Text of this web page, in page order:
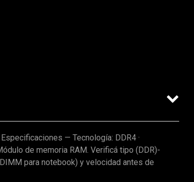
— Tecnología: DDR4 ·
de memoria RAM. Verificá tipo (DDR)-
para notebook) y velocidad antes de